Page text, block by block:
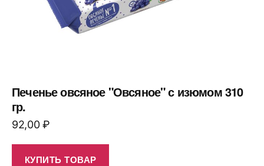
Печенье овсяное "Овсяное" с изюмом 310
гр.
92,00₽
КУПИТЬ ТОВАР